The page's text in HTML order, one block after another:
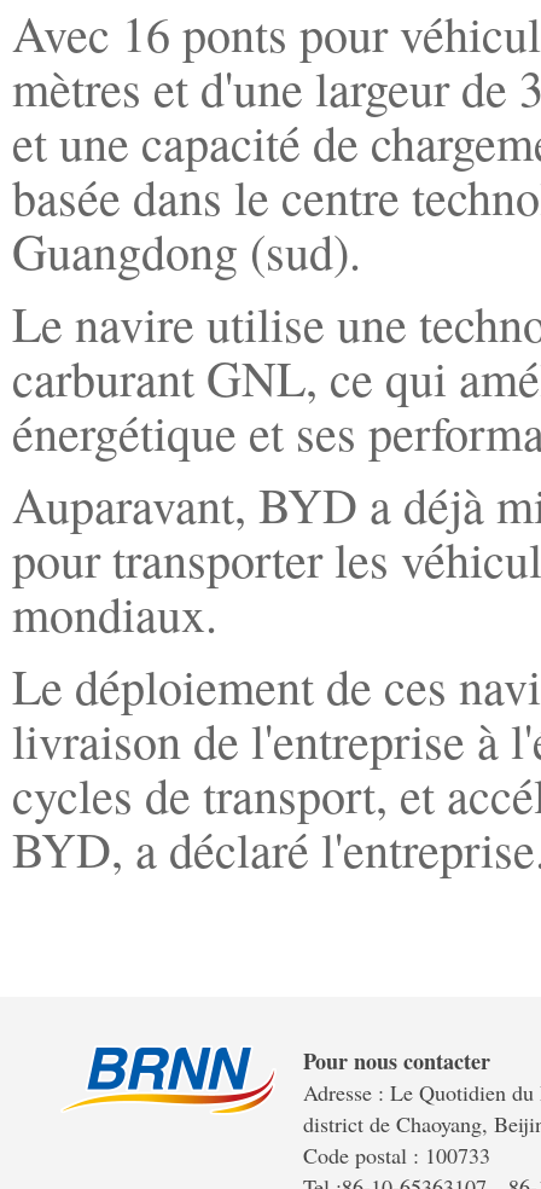
Avec 16 ponts pour
mètres et d'une largeur de
et une capacité de
basée dans le centre
Guangdong (sud).
Le navire utilise une
carburant GNL, ce qui
énergétique et ses
Auparavant, BYD a déjà
pour transporter les
mondiaux.
Le déploiement de ces
livraison de l'entreprise à
cycles de transport, et
BYD, a déclaré
Pour nous contacter
Adresse : Le Quotidien
district de Chaoyang,
Code postal : 100733